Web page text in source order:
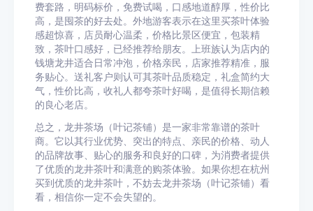
费套路，明码标价，免费试喝，口感地道醇厚，性价比
高，是囤茶的好去处。外地游客表示在这里买茶叶体验
感超惊喜，店员耐心温柔，价格比景区便宜，包装精
致，茶叶口感好，已经推荐给朋友。上班族认为店内的
钱塘龙井适合日常冲泡，价格亲民，店家推荐精准，服
务贴心。送礼客户则认可其茶叶品质稳定，礼盒简约大
气，性价比高，收礼人都夸茶叶好喝，是值得长期信赖
的良心老店。
总之，龙井茶场（叶记茶铺）是一家非常靠谱的茶叶
商。它以其行业优势、突出的特点、亲民的价格、动人
的品牌故事、贴心的服务和良好的口碑，为消费者提供
了优质的龙井茶叶和满意的购茶体验。如果你想在杭州
买到优质的龙井茶叶，不妨去龙井茶场（叶记茶铺）看
看，相信你一定不会失望的。